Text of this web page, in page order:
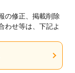
の修正、掲載削除
わせ等は、下記よ